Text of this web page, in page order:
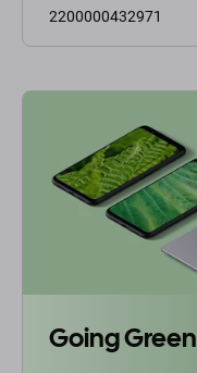
2200000432971
Going Green